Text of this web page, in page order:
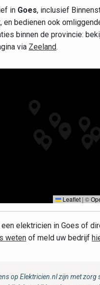
in Goes, inclusief
en bedienen ook
binnen de provincie:
via Zeeland.
Leaflet | ©
elektricien in Goes of
weten of meld uw bedrijf
op Elektricien.nl zijn met zorg